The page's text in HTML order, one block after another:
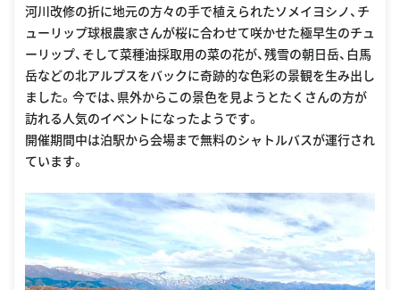
河川改修の折に地元の方々の手で植えられたソメイヨシノ、チ
ューリップ球根農家さんが桜に合わせて咲かせた極早生のチュ
ーリップ、そして菜種油採取用の菜の花が、残雪の朝日岳、白馬
岳などの北アルプスをバックに奇跡的な色彩の景観を生み出し
ました。今では、県外からこの景色を見ようとたくさんの方が
訪れる人気のイベントになったようです。
開催期間中は泊駅から会場まで無料のシャトルバスが運行され
ています。